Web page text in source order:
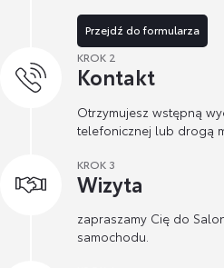
Przejdź do formularza
KROK 2
Kontakt
Otrzymujesz wstępną
telefonicznej lub drogą
KROK 3
Wizyta
zapraszamy Cię do
samochodu.